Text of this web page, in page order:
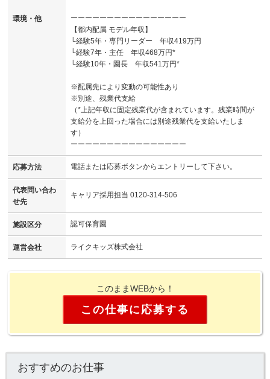
環境・他
ーーーーーーーーーーーーーーーー
【都内配属 モデル年収】
└経験5年・専門リーダー 年収419万円
└経験7年・主任 年収468万円*
└経験10年・園長 年収541万円*
※配属先により変動の可能性あり
※別途、残業代支給
（*上記年収に固定残業代が含まれています。残業時間が
支給分を上回った場合には別途残業代を支給いたしま
す）
ーーーーーーーーーーーーーーーー
応募方法 電話または応募ボタンからエントリーして下さい。
代表問い合わ
せ先
キャリア採用担当 0120-314-506
施設区分 認可保育園
運営会社 ライクキッズ株式会社
このままWEBから！
この仕事に応募する
おすすめのお仕事